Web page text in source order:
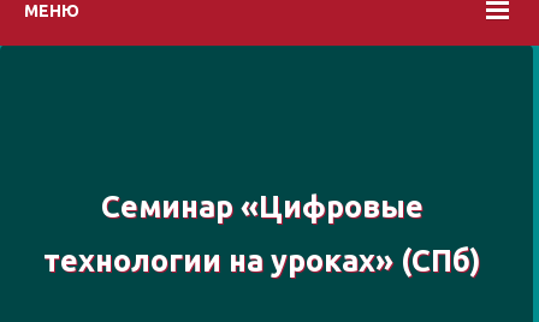
МЕНЮ
Семинар «Цифровые
технологии на уроках» (СПб)